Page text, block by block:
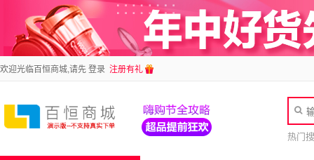
欢迎光临百恒商城,请先登录 注册有礼
热门